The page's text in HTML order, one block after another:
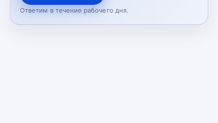
Ответим в течение рабочего дня.